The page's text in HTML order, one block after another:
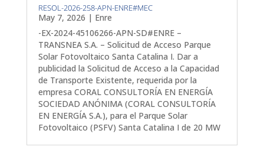
RESOL-2026-258-APN-ENRE#MEC
May 7, 2026 | Enre
-EX-2024-45106266-APN-SD#ENRE –
TRANSNEA S.A. – Solicitud de Acceso Parque
Solar Fotovoltaico Santa Catalina I. Dar a
publicidad la Solicitud de Acceso a la Capacidad
de Transporte Existente, requerida por la
empresa CORAL CONSULTORÍA EN ENERGÍA
SOCIEDAD ANÓNIMA (CORAL CONSULTORÍA
EN ENERGÍA S.A.), para el Parque Solar
Fotovoltaico (PSFV) Santa Catalina I de 20 MW